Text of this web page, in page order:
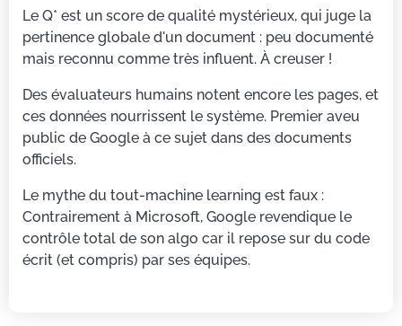
Le Q* est un score de qualité mystérieux, qui juge la
pertinence globale d'un document : peu documenté
mais reconnu comme très influent. À creuser !
Des évaluateurs humains notent encore les pages, et
ces données nourrissent le système. Premier aveu
public de Google à ce sujet dans des documents
officiels.
Le mythe du tout-machine learning est faux :
Contrairement à Microsoft, Google revendique le
contrôle total de son algo car il repose sur du code
écrit (et compris) par ses équipes.